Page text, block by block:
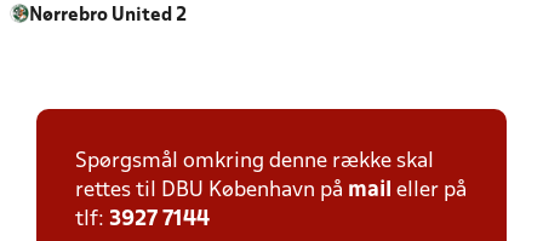
Nørrebro United 2
Spørgsmål omkring denne række skal
rettes til DBU København på mail eller på
tlf: 3927 7144